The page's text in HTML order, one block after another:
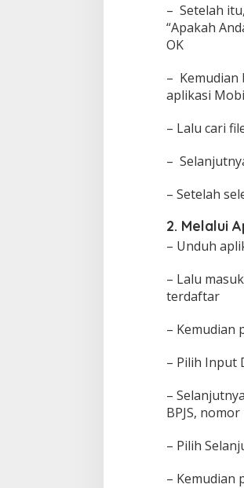
– Setelah
“Apakah
OK
– Kemudian
aplikasi
– Lalu cari
–
– Setelah
2. Melalui
– Unduh
– Lalu
terdaftar
– Kemudian
– Pilih Input
–
BPJS,
– Pilih
– Kemudian